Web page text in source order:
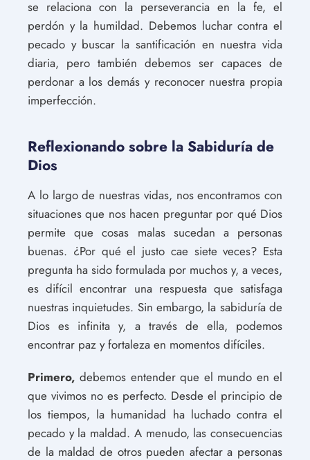
se relaciona con la perseverancia en la fe, el
perdón y la humildad. Debemos luchar contra el
pecado y buscar la santificación en nuestra vida
diaria, pero también debemos ser capaces de
perdonar a los demás y reconocer nuestra propia
imperfección.
Reflexionando sobre la Sabiduría de
Dios
A lo largo de nuestras vidas, nos encontramos con
situaciones que nos hacen preguntar por qué Dios
permite que cosas malas sucedan a personas
buenas. ¿Por qué el justo cae siete veces? Esta
pregunta ha sido formulada por muchos y, a veces,
es difícil encontrar una respuesta que satisfaga
nuestras inquietudes. Sin embargo, la sabiduría de
Dios es infinita y, a través de ella, podemos
encontrar paz y fortaleza en momentos difíciles.
Primero, debemos entender que el mundo en el
que vivimos no es perfecto. Desde el principio de
los tiempos, la humanidad ha luchado contra el
pecado y la maldad. A menudo, las consecuencias
de la maldad de otros pueden afectar a personas